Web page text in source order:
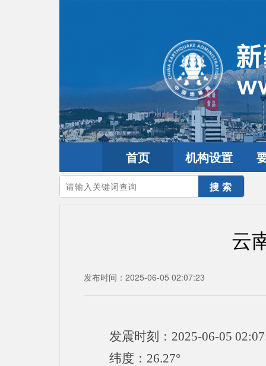
首页 机构设置
您的当前位置：首页>地震频道 全球震讯
云
发布时间：2025-06-05 02:07:23
发震时刻：2025-06-05
纬度：26.27°